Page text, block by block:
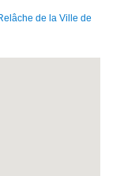
de la Ville de